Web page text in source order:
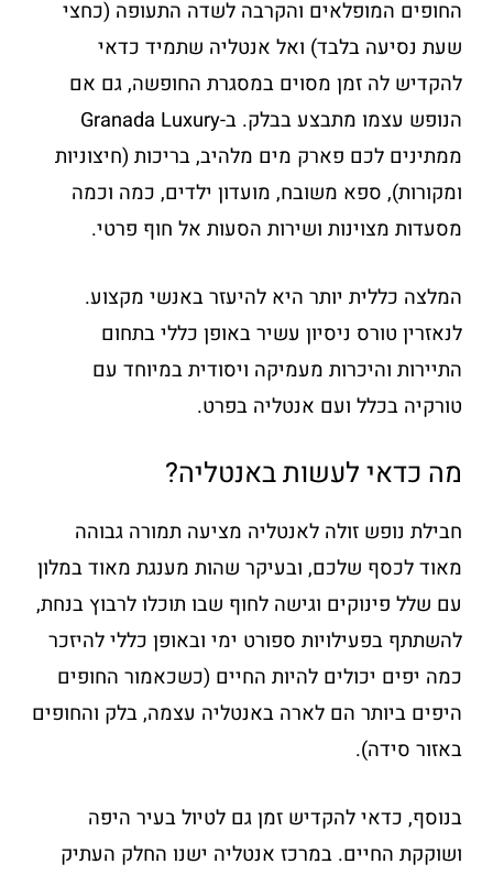
החופים המופלאים והקרבה לשדה התעופה (כחצי
שעת נסיעה בלבד) ואל אנטליה שתמיד כדאי
להקדיש לה זמן מסוים במסגרת החופשה, גם אם
הנופש עצמו מתבצע בבלק. ב-Granada Luxury
ממתינים לכם פארק מים מלהיב, בריכות (חיצוניות
ומקורות), ספא משובח, מועדון ילדים, כמה וכמה
מסעדות מצוינות ושירות הסעות אל חוף פרטי.
המלצה כללית יותר היא להיעזר באנשי מקצוע.
לנאזרין טורס ניסיון עשיר באופן כללי בתחום
התיירות והיכרות מעמיקה ויסודית במיוחד עם
טורקיה בכלל ועם אנטליה בפרט.
מה כדאי לעשות באנטליה?
חבילת נופש זולה לאנטליה מציעה תמורה גבוהה
מאוד לכסף שלכם, ובעיקר שהות מענגת מאוד במלון
עם שלל פינוקים וגישה לחוף שבו תוכלו לרבוץ בנחת,
להשתתף בפעילויות ספורט ימי ובאופן כללי להיזכר
כמה יפים יכולים להיות החיים (כשכאמור החופים
היפים ביותר הם לארה באנטליה עצמה, בלק והחופים
באזור סידה).
בנוסף, כדאי להקדיש זמן גם לטיול בעיר היפה
ושוקקת החיים. במרכז אנטליה ישנו החלק העתיק